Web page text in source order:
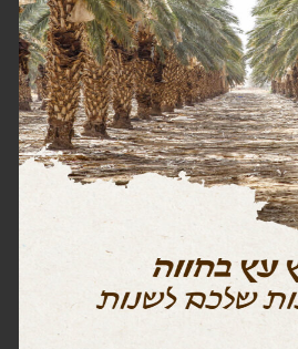
ומגבות
ללא עלות
החל מהשעה 17:00
השעה 11:00 בבוקר
עד מוצ"ש